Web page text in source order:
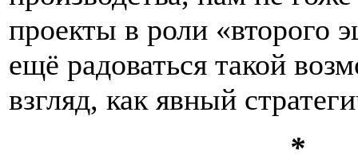
проекты в роли «второго
ещё радоваться такой
взгляд, как явный
*